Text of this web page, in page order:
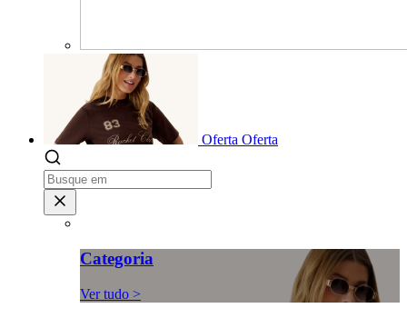
Oferta Oferta
Categoria
Ver tudo >